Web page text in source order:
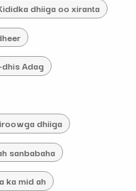
dhiiga oo xiranta
Adag
dhiiga
sanbabaha
ka mid ah